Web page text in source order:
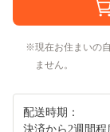
現在お住まいの
ません。
配送時期：
決済から2週間程